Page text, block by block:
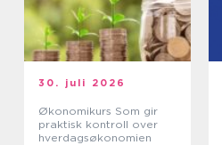
30. juli 2026
Økonomikurs Som gir
praktisk kontroll over
hverdagsøkonomien